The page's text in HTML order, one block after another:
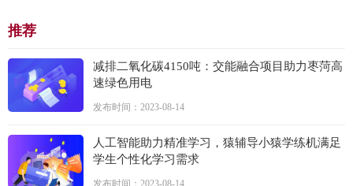
推荐
减排二氧化碳4150吨：交能融合项目助力枣菏高
速绿色用电
发布时间：2023-08-14
人工智能助力精准学习，猿辅导小猿学练机满足
学生个性化学习需求
发布时间：2023-08-14